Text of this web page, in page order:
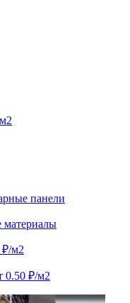
панели
материалы
₽/м2
0.50 ₽/м2